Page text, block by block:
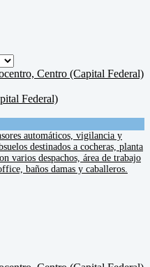
Federal)
automáticos, vigilancia y
destinados a cocheras, planta
varios despachos, área de trabajo
baños damas y caballeros.